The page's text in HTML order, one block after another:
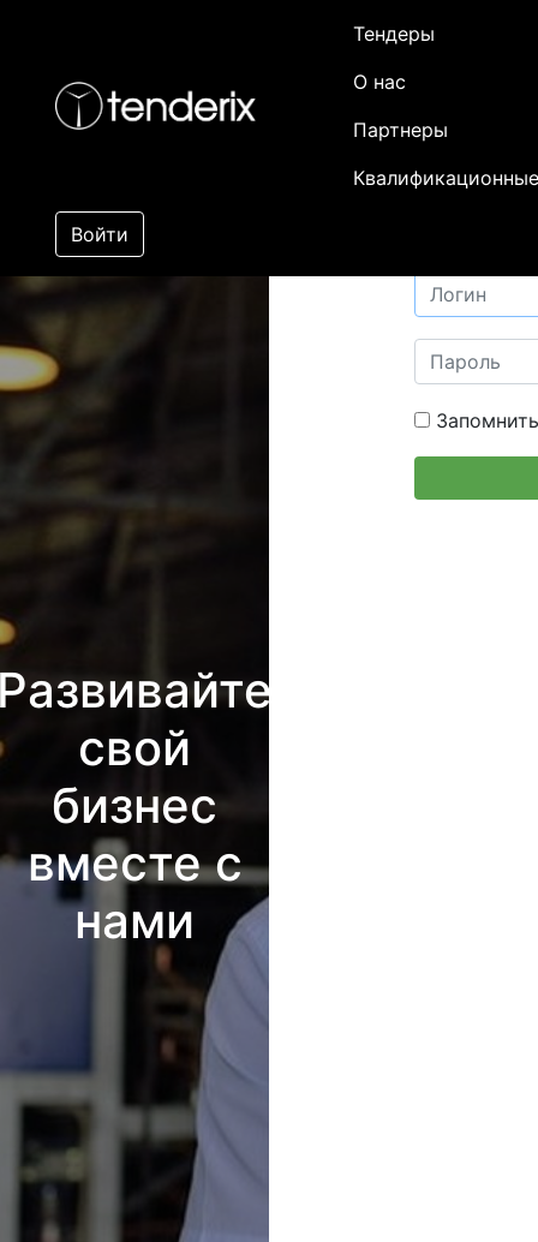
Тендеры
О нас
Партнеры
Войти
свой
бизнес
вместе с
нами